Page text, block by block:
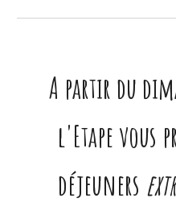
A partir du
l'Etape vous
déjeuners